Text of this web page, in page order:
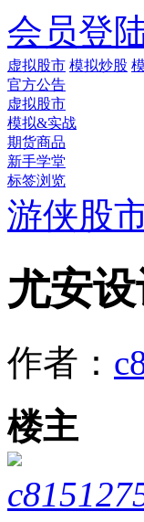
会员登
虚拟股市 模拟炒股
官方公告
虚拟股市
模拟&实战
期货商品
新手学堂
标签浏览
游侠股
尤安
作者：
楼主